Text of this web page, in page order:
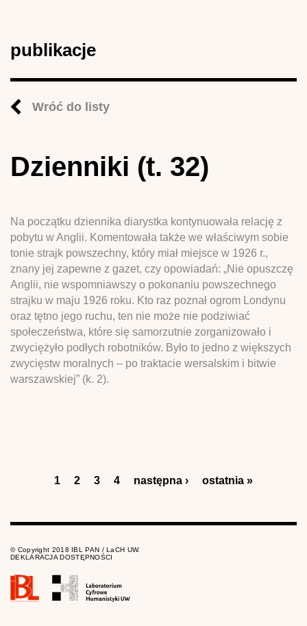
publikacje
Wróć do listy
Dzienniki (t. 32)
Na początku dziennika diarystka kontynuowała relację z
pobytu w Anglii. Komentowała także we właściwym sobie
tonie strajk powszechny, który miał miejsce w 1926 r.,
znany jej zapewne z gazet, czy opowiadań: „Nie opuszczę
Anglii, nie wspomniawszy o pokonaniu powszechnego
strajku w maju 1926 roku. Kto raz poznał ogrom Londynu
oraz tętno jego ruchu, ten nie może nie podziwiać
społeczeństwa, które się samorzutnie zorganizowało i
zwyciężyło podłych robotników. Było to jedno z większych
zwycięstw moralnych – po traktacie wersalskim i bitwie
warszawskiej” (k. 2).
Strony
1 2 3 4 następna › ostatnia »
© Copyright 2018 IBL PAN / LaCH UW.
DEKLARACJA DOSTĘPNOŚCI